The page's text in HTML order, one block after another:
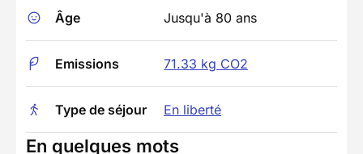
Âge Jusqu'à 80 ans
Emissions 71.33 kg CO2
Type de séjour En liberté
En quelques mots